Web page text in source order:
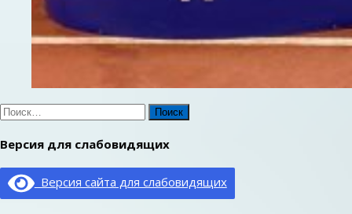
Найти:
Версия для слабовидящих
Версия сайта для слабовидящих